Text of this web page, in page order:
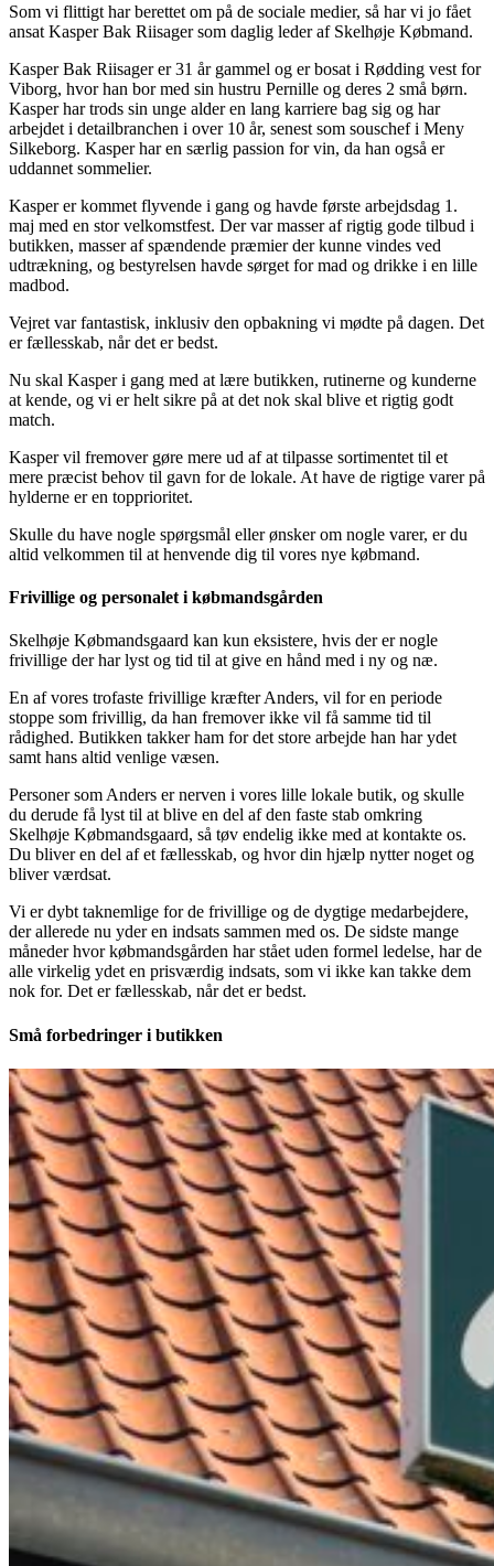
Som vi flittigt har berettet om på de sociale medier, så har vi jo fået
ansat Kasper Bak Riisager som daglig leder af Skelhøje Købmand.
Kasper Bak Riisager er 31 år gammel og er bosat i Rødding vest for
Viborg, hvor han bor med sin hustru Pernille og deres 2 små børn.
Kasper har trods sin unge alder en lang karriere bag sig og har
arbejdet i detailbranchen i over 10 år, senest som souschef i Meny
Silkeborg. Kasper har en særlig passion for vin, da han også er
uddannet sommelier.
Kasper er kommet flyvende i gang og havde første arbejdsdag 1.
maj med en stor velkomstfest. Der var masser af rigtig gode tilbud i
butikken, masser af spændende præmier der kunne vindes ved
udtrækning, og bestyrelsen havde sørget for mad og drikke i en lille
madbod.
Vejret var fantastisk, inklusiv den opbakning vi mødte på dagen. Det
er fællesskab, når det er bedst.
Nu skal Kasper i gang med at lære butikken, rutinerne og kunderne
at kende, og vi er helt sikre på at det nok skal blive et rigtig godt
match.
Kasper vil fremover gøre mere ud af at tilpasse sortimentet til et
mere præcist behov til gavn for de lokale. At have de rigtige varer på
hylderne er en topprioritet.
Skulle du have nogle spørgsmål eller ønsker om nogle varer, er du
altid velkommen til at henvende dig til vores nye købmand.
Frivillige og personalet i købmandsgården
Skelhøje Købmandsgaard kan kun eksistere, hvis der er nogle
frivillige der har lyst og tid til at give en hånd med i ny og næ.
En af vores trofaste frivillige kræfter Anders, vil for en periode
stoppe som frivillig, da han fremover ikke vil få samme tid til
rådighed. Butikken takker ham for det store arbejde han har ydet
samt hans altid venlige væsen.
Personer som Anders er nerven i vores lille lokale butik, og skulle
du derude få lyst til at blive en del af den faste stab omkring
Skelhøje Købmandsgaard, så tøv endelig ikke med at kontakte os.
Du bliver en del af et fællesskab, og hvor din hjælp nytter noget og
bliver værdsat.
Vi er dybt taknemlige for de frivillige og de dygtige medarbejdere,
der allerede nu yder en indsats sammen med os. De sidste mange
måneder hvor købmandsgården har stået uden formel ledelse, har de
alle virkelig ydet en prisværdig indsats, som vi ikke kan takke dem
nok for. Det er fællesskab, når det er bedst.
Små forbedringer i butikken